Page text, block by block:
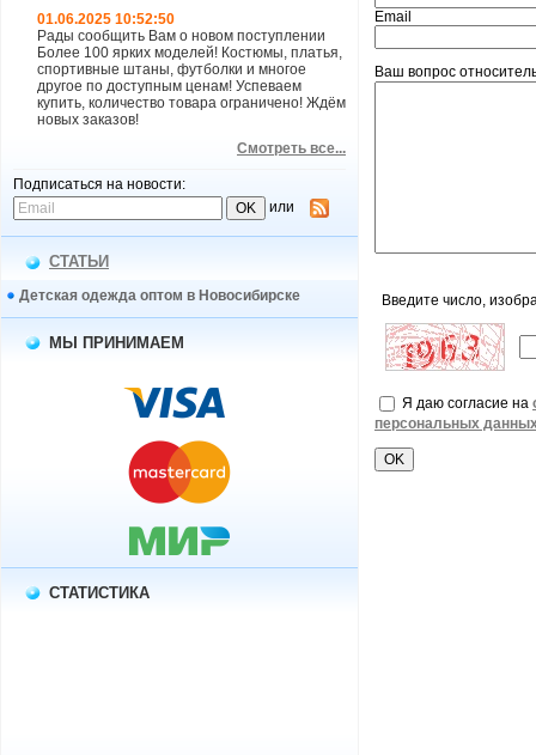
01.06.2025 10:52:50
Рады сообщить Вам о новом поступлении
Более 100 ярких моделей! Костюмы, платья,
спортивные штаны, футболки и многое
другое по доступным ценам! Успеваем
купить, количество товара ограничено! Ждём
новых заказов!
Смотреть все...
Подписаться на новости:
или
СТАТЬИ
Детская одежда оптом в Новосибирске
МЫ ПРИНИМАЕМ
СТАТИСТИКА
Email
Ваш вопрос
Введите число,
Я даю согласие на
персональных